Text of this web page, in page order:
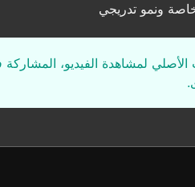
ونمو تدريجي
الأصلي لمشاهدة الفيديو،